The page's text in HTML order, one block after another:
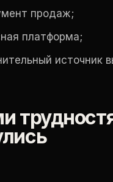
продаж;
платформа;
источник